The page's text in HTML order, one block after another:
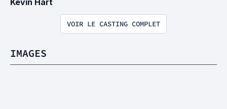
Kevin Hart
VOIR LE CASTING COMPLET
IMAGES